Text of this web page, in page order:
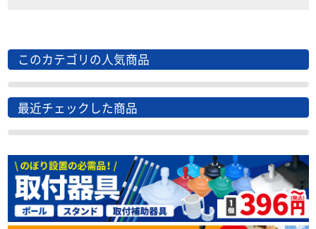
このカテゴリの人気商品
最近チェックした商品